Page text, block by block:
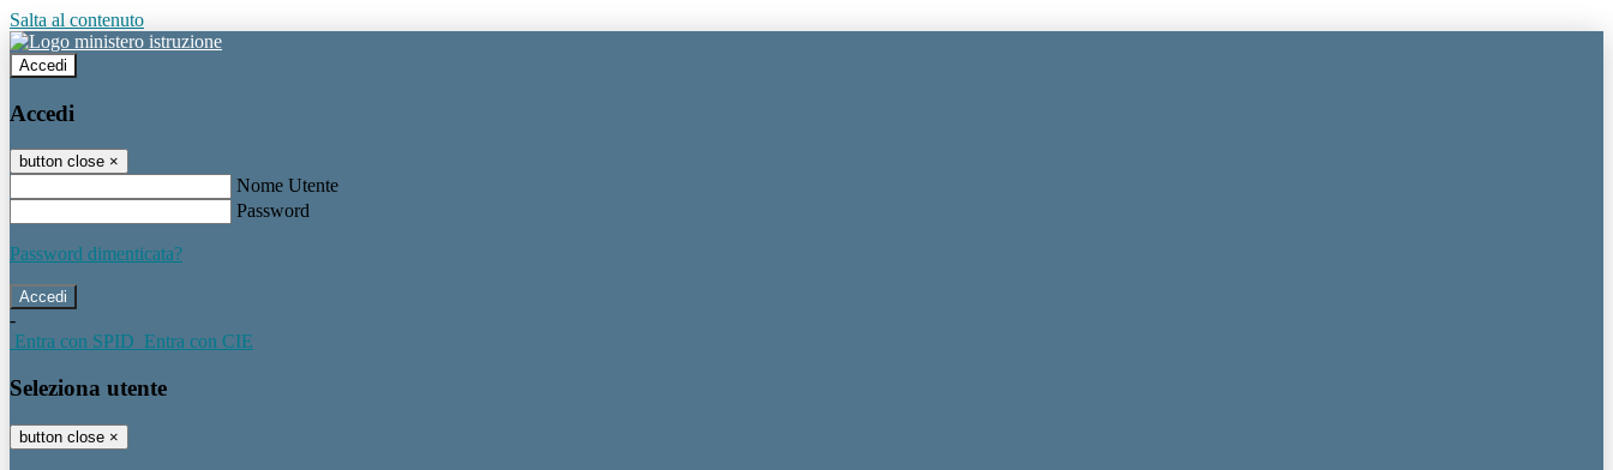
Salta al contenuto
Accedi
Accedi
button close ×
Nome Utente
Password
Password dimenticata?
-
Entra con SPID Entra con CIE
Seleziona utente
button close ×